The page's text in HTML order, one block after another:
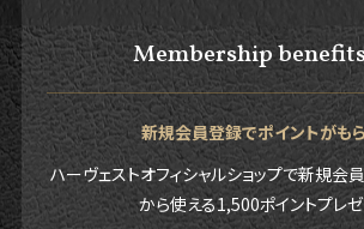
Membership
新規会員登録でポイントがも
ハーヴェストオフィシャルショップで新規会
から使える1,500ポイントプレゼ